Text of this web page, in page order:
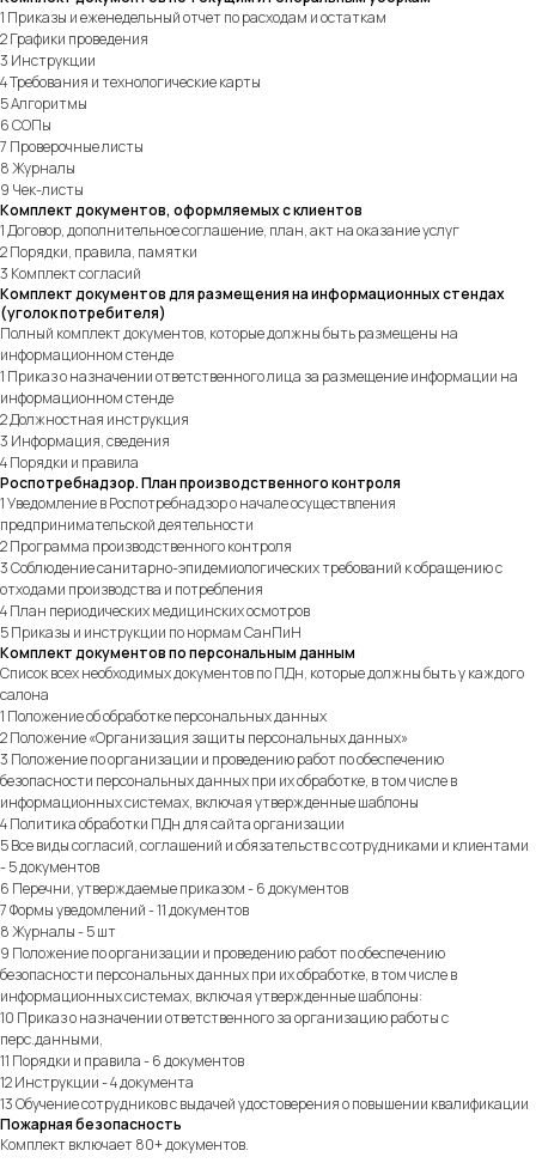
1 Приказы и еженедельный отчет по расходам и остаткам
2 Графики проведения
3 Инструкции
4 Требования и технологические карты
5 Алгоритмы
6 СОПы
7 Проверочные листы
8 Журналы
9 Чек-листы
Комплект документов, оформляемых с клиентов
1 Договор, дополнительное соглашение, план, акт на оказание услуг
2 Порядки, правила, памятки
3 Комплект согласий
Комплект документов для размещения на информационных стендах
(уголок потребителя)
Полный комплект документов, которые должны быть размещены на
информационном стенде
1 Приказ о назначении ответственного лица за размещение информации на
информационном стенде
2 Должностная инструкция
3 Информация, сведения
4 Порядки и правила
Роспотребнадзор. План производственного контроля
1 Уведомление в Роспотребнадзор о начале осуществления
предпринимательской деятельности
2 Программа производственного контроля
3 Соблюдение санитарно-эпидемиологических требований к обращению с
отходами производства и потребления
4 План периодических медицинских осмотров
5 Приказы и инструкции по нормам СанПиН
Комплект документов по персональным данным
Список всех необходимых документов по ПДн, которые должны быть у каждого
салона
1 Положение об обработке персональных данных
2 Положение «Организация защиты персональных данных»
3 Положение по организации и проведению работ по обеспечению
безопасности персональных данных при их обработке, в том числе в
информационных системах, включая утвержденные шаблоны
4 Политика обработки ПДн для сайта организации
5 Все виды согласий, соглашений и обязательств с сотрудниками и клиентами
- 5 документов
6 Перечни, утверждаемые приказом - 6 документов
7 Формы уведомлений - 11 документов
8 Журналы - 5 шт
9 Положение по организации и проведению работ по обеспечению
безопасности персональных данных при их обработке, в том числе в
информационных системах, включая утвержденные шаблоны:
10 Приказ о назначении ответственного за организацию работы с
перс.данными,
11 Порядки и правила - 6 документов
12 Инструкции - 4 документа
13 Обучение сотрудников с выдачей удостоверения о повышении квалификации
Пожарная безопасность
Комплект включает 80+ документов.